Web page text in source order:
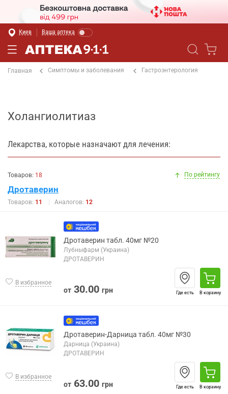
Киев Ваша аптека
Главная Симптомы и заболевания Гастроэнтерология
Холангиолитиаз
Лекарства, которые назначают для лечения:
Товаров: 18 По рейтингу
Дротаверин
Товаров: 11 Аналогов: 12
В избранное
Дротаверин табл. 40мг №20
Лубныфарм (Украина)
ДРОТАВЕРИН
от 30.00 грн Где есть В корзину
В избранное
Дротаверин-Дарница табл. 40мг №30
Дарница (Украина)
ДРОТАВЕРИН
от 63.00 грн Где есть В корзину